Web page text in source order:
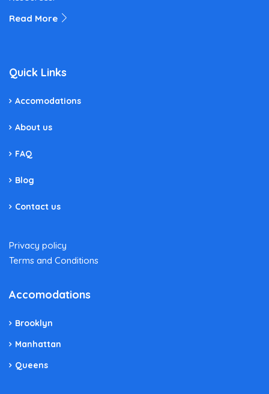
Read More
Quick Links
Accomodations
About us
FAQ
Blog
Contact us
Privacy policy
Terms and Conditions
Accomodations
Brooklyn
Manhattan
Queens